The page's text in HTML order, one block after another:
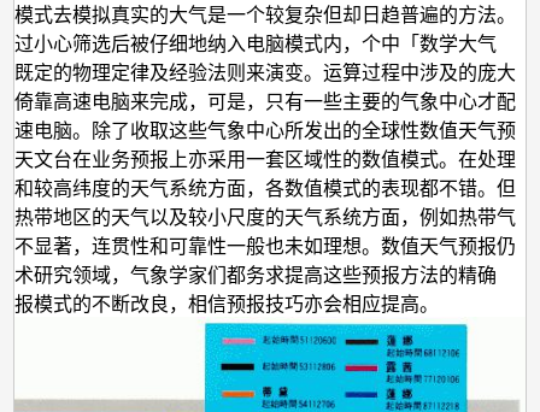
模式去模拟真实的大气是一个较复杂但却日趋普遍的方法。
过小心筛选后被仔细地纳入电脑模式内，个中「数学大气
既定的物理定律及经验法则来演变。运算过程中涉及的庞大
倚靠高速电脑来完成，可是，只有一些主要的气象中心才配
速电脑。除了收取这些气象中心所发出的全球性数值天气预
天文台在业务预报上亦采用一套区域性的数值模式。在处理
和较高纬度的天气系统方面，各数值模式的表现都不错。但
热带地区的天气以及较小尺度的天气系统方面，例如热带气
不显著，连贯性和可靠性一般也未如理想。数值天气预报仍
术研究领域，气象学家们都务求提高这些预报方法的精确
报模式的不断改良，相信预报技巧亦会相应提高。